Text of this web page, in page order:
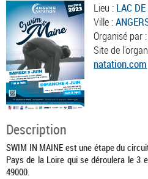
Lieu : LAC
Ville :
Organisé par
Site de
natation.com
Description
SWIM IN MAINE est une étape du
Pays de la Loire qui se déroulera le 3
49000.